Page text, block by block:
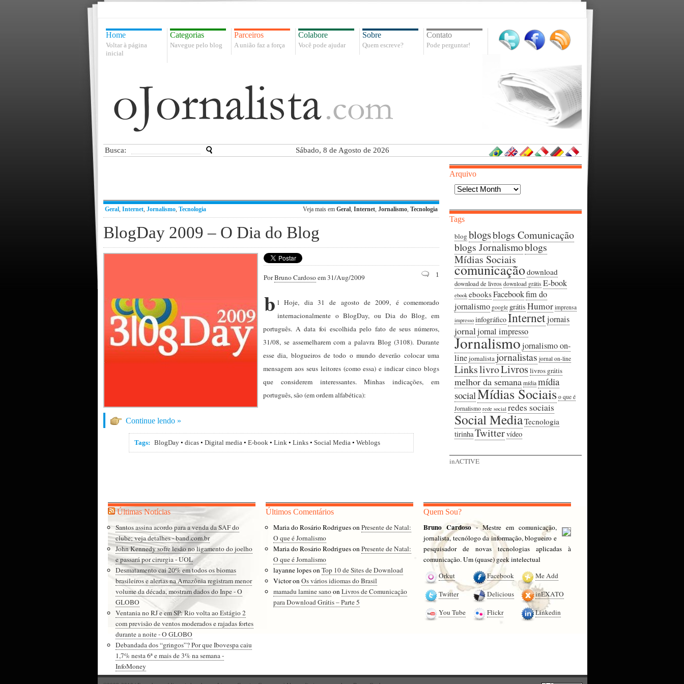
Home
Voltar à página
inicial
Categorias
Navegue pelo blog
Parceiros
A união faz a força
Colabore
Você pode ajudar
Sobre
Quem escreve?
Contato
Pode perguntar!
Busca: Sábado, 8 de Agosto de 2026
Geral, Internet, Jornalismo, Tecnologia Veja mais em Geral, Internet, Jornalismo, Tecnologia
BlogDay 2009 – O Dia do Blog
PorBruno Cardosoem 31/Aug/2009 1
b l Hoje, dia 31 de agosto de 2009, é comemorado
internacionalmente o BlogDay, ou Dia do Blog, em
português. A data foi escolhida pelo fato de seus números,
31/08, se assemelharem com a palavra Blog (3108). Durante
esse dia, blogueiros de todo o mundo deverão colocar uma
mensagem aos seus leitores (como essa) e indicar cinco blogs
que considerem interessantes. Minhas indicações, em
português, são (em ordem alfabética):
Continue lendo »
Tags: BlogDay • dicas • Digital media • E-book • Link • Links • Social Media • Weblogs
Arquivo
Arquivo
Tags
blog blogsblogs Comunicação
blogs Jornalismoblogs
Mídias Sociais
comunicaçãodownload
download de livros download grátis E-book
ebook ebooksFacebookfim do
jornalismo google grátis Humor imprensa
impresso infográficoInternetjornais
jornaljornal impresso
Jornalismojornalismo on-
linejornalista jornalistas jornal on-line
LinkslivroLivroslivros grátis
melhor da semana mídia mídia
socialMídias Sociais o que é
Jornalismo rede social redes sociais
Social MediaTecnologia
tirinhaTwittervídeo
inACTIVE
Últimas Notícias
Santos assina acordo para a venda da SAF do
clube; veja detalhes - band.com.br
John Kennedy sofre lesão no ligamento do joelho
e passará por cirurgia - UOL
Desmatamento cai 20% em todos os biomas
brasileiros e alertas na Amazônia registram menor
volume da década, mostram dados do Inpe - O
GLOBO
Ventania no RJ e em SP: Rio volta ao Estágio 2
com previsão de ventos moderados e rajadas fortes
durante a noite - O GLOBO
Debandada dos “gringos”? Por que Ibovespa caiu
1,7% nesta 6ª e mais de 3% na semana -
InfoMoney
Últimos Comentários
Maria do Rosário RodriguesonPresente de Natal:
O que é Jornalismo
Maria do Rosário RodriguesonPresente de Natal:
O que é Jornalismo
layanne lopesonTop 10 de Sites de Download
VictoronOs vários idiomas do Brasil
mamadu lamine sanoonLivros de Comunicação
para Download Grátis – Parte 5
Quem Sou?
Bruno Cardoso- Mestre em comunicação,
jornalista, tecnólogo da informação, blogueiro e
pesquisador de novas tecnologias aplicadas à
comunicação. Um (quase) geek intelectual
Orkut
Twitter
You Tube
Facebook
Delicious
Flickr
Me Add
inEXATO
Linkedin